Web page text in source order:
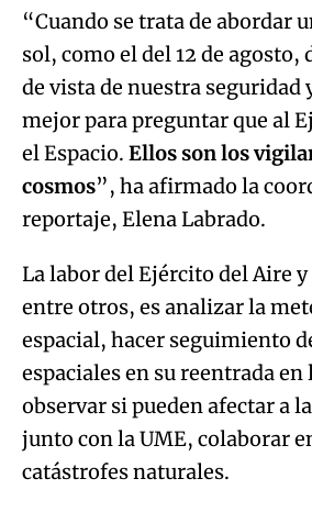
“Cuando se trata de abordar
sol, como el del 12 de agosto,
de vista de nuestra seguridad
mejor para preguntar que al
el Espacio. Ellos son los
cosmos”, ha afirmado la
reportaje, Elena Labrado.
La labor del Ejército del Aire y
entre otros, es analizar la
espacial, hacer seguimiento
espaciales en su reentrada
observar si pueden afectar a
junto con la UME, colaborar
catástrofes naturales.